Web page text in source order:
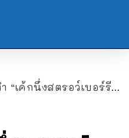
อว์เบอร์รี” สีสันสดใส รสชาติหวานอร่อย นุ่มฟู เมนูทำง่ายไม่ต้องใช้เตาอบ!